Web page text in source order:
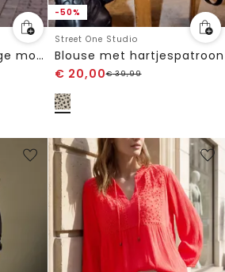
Overhemd met lange mouwen in effen kleur
-50%
Street One Studio
Blouse met hartjespatroon
€ 20,00€39,99